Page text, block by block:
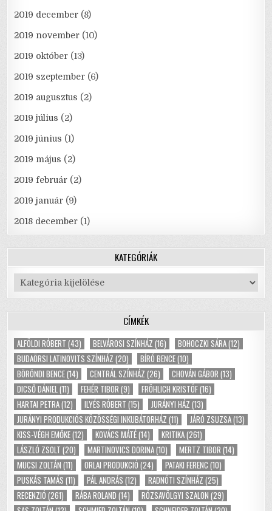
2019 december (8)
2019 november (10)
2019 október (13)
2019 szeptember (6)
2019 augusztus (2)
2019 július (2)
2019 június (1)
2019 május (2)
2019 február (2)
2019 január (9)
2018 december (1)
KATEGÓRIÁK
Kategóriák
CÍMKÉK
ALFÖLDI RÓBERT (43) BELVÁROSI SZÍNHÁZ (16) BOHOCZKI SÁRA(12)
BUDAÖRSI LATINOVITS SZÍNHÁZ (20) BÍRÓ BENCE(10)
BÖRÖNDI BENCE(14) CENTRÁL SZÍNHÁZ (26) CHOVÁN GÁBOR (13)
DICSŐ DÁNIEL(11) FEHÉR TIBOR (9) FRÖHLICH KRISTÓF(16)
HARTAI PETRA(12) ILYÉS RÓBERT (15) JURÁNYI HÁZ (13)
JURÁNYI PRODUKCIÓS KÖZÖSSÉGI INKUBÁTORHÁZ (11) JÁRÓ ZSUZSA(13)
KISS-VÉGH EMŐKE(12) KOVÁCS MÁTÉ(14) KRITIKA(261)
LÁSZLÓ ZSOLT (20) MARTINOVICS DORINA(10) MERTZ TIBOR (14)
MUCSI ZOLTÁN (11) ORLAI PRODUKCIÓ (24) PATAKI FERENC (10)
PUSKÁS TAMÁS (11) PÁL ANDRÁS (12) RADNÓTI SZÍNHÁZ (25)
RECENZIÓ (261) RÁBA ROLAND (14) RÓZSAVÖLGYI SZALON (29)